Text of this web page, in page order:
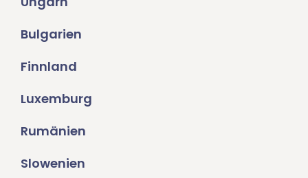
Bulgarien
Finnland
Luxemburg
Rumänien
Slowenien